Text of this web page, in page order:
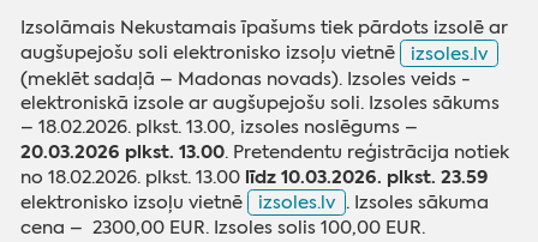
Izsolāmais Nekustamais īpašums tiek pārdots izsolē ar
augšupejošu soli elektronisko izsoļu vietnē izsoles.lv
(meklēt sadaļā – Madonas novads). Izsoles veids -
elektroniskā izsole ar augšupejošu soli. Izsoles sākums
– 18.02.2026. plkst. 13.00, izsoles noslēgums –
20.03.2026 plkst. 13.00. Pretendentu reģistrācija notiek
no 18.02.2026. plkst. 13.00 līdz 10.03.2026. plkst. 23.59
elektronisko izsoļu vietnē izsoles.lv . Izsoles sākuma
cena – 2300,00 EUR. Izsoles solis 100,00 EUR.